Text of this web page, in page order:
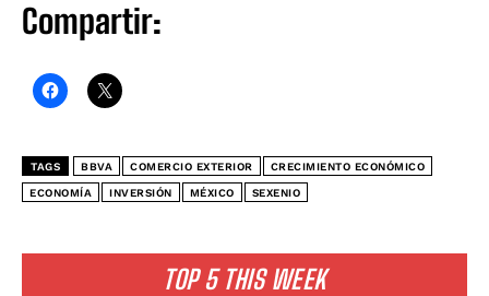
TOP 5 THIS WEEK
Compartir:
TAGS BBVA COMERCIO EXTERIOR CRECIMIENTO ECONÓMICO
ECONOMÍA INVERSIÓN MÉXICO SEXENIO